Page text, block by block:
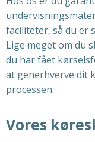
faciliteter, så du er
Lige meget om du
du har fået
at generhverve dit
processen.
Vores